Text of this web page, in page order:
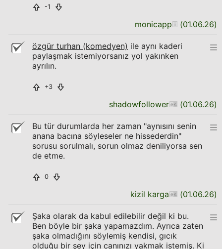
-1
monicapp (01.06.26)
özgür turhan (komedyen) ile aynı kaderi
paylaşmak istemiyorsanız yol yakınken
ayrılın.
+3
shadowfollower (01.06.26)
Bu tür durumlarda her zaman "aynısını senin
anana bacına söyleseler ne hissederdin"
sorusu sorulmalı, sorun olmaz deniliyorsa sen
de etme.
0
kizil karga (01.06.26)
Şaka olarak da kabul edilebilir değil ki bu.
Ben böyle bir şaka yapamazdım. Ayrıca zaten
şaka olmadığını söylemiş kendisi, gıcık
olduğu bir şey için canınızı yakmak istemiş. Ki